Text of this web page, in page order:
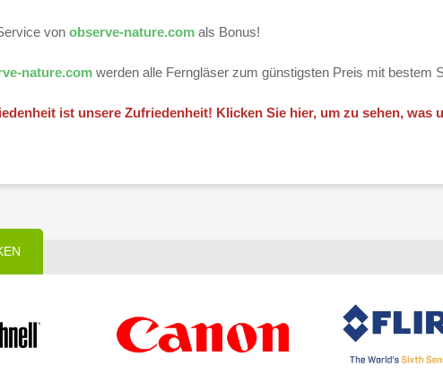
von observe-nature.com als Bonus!
nature.com werden alle Ferngläser zum günstigsten Preis mit bestem
ist unsere Zufriedenheit! Klicken Sie hier, um zu sehen, was